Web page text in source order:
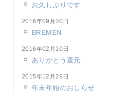
お久しぶりです
2016年09月30日
BREMEN
2016年02月10日
ありがとう還元
2015年12月29日
年末年始のおしらせ